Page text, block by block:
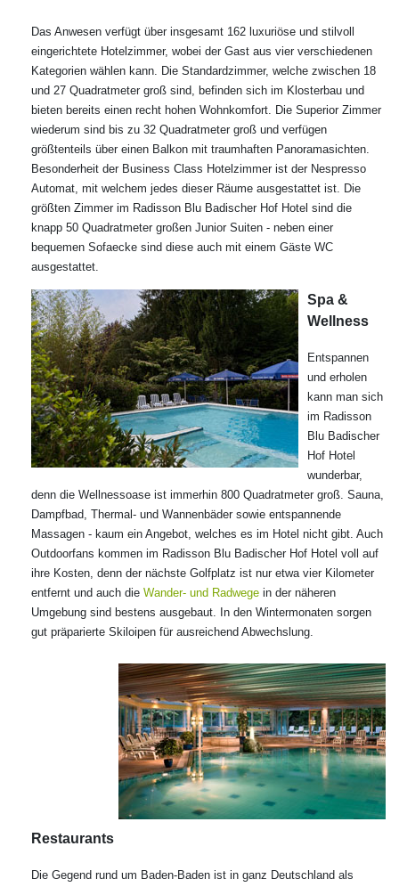
Das Anwesen verfügt über insgesamt 162 luxuriöse und stilvoll
eingerichtete Hotelzimmer, wobei der Gast aus vier verschiedenen
Kategorien wählen kann. Die Standardzimmer, welche zwischen 18
und 27 Quadratmeter groß sind, befinden sich im Klosterbau und
bieten bereits einen recht hohen Wohnkomfort. Die Superior Zimmer
wiederum sind bis zu 32 Quadratmeter groß und verfügen
größtenteils über einen Balkon mit traumhaften Panoramasichten.
Besonderheit der Business Class Hotelzimmer ist der Nespresso
Automat, mit welchem jedes dieser Räume ausgestattet ist. Die
größten Zimmer im Radisson Blu Badischer Hof Hotel sind die
knapp 50 Quadratmeter großen Junior Suiten - neben einer
bequemen Sofaecke sind diese auch mit einem Gäste WC
ausgestattet.
Spa &
Wellness
Entspannen
und erholen
kann man sich
im Radisson
Blu Badischer
Hof Hotel
wunderbar,
denn die Wellnessoase ist immerhin 800 Quadratmeter groß. Sauna,
Dampfbad, Thermal- und Wannenbäder sowie entspannende
Massagen - kaum ein Angebot, welches es im Hotel nicht gibt. Auch
Outdoorfans kommen im Radisson Blu Badischer Hof Hotel voll auf
ihre Kosten, denn der nächste Golfplatz ist nur etwa vier Kilometer
entfernt und auch die Wander- und Radwege in der näheren
Umgebung sind bestens ausgebaut. In den Wintermonaten sorgen
gut präparierte Skiloipen für ausreichend Abwechslung.
Restaurants
Die Gegend rund um Baden-Baden ist in ganz Deutschland als